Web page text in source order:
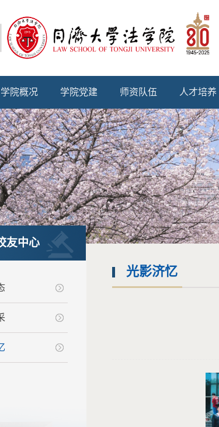
学院概况 学院党建 师资队伍 人才培养
友中心
光影济忆